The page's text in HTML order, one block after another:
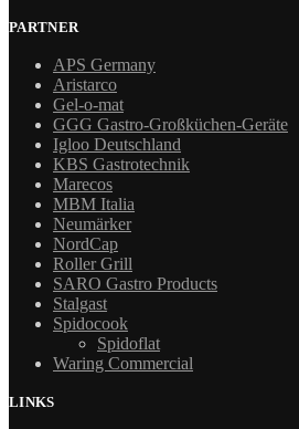
PARTNER
APS Germany
Aristarco
Gel-o-mat
GGG Gastro-Großküchen-Geräte
Igloo Deutschland
KBS Gastrotechnik
Marecos
MBM Italia
Neumärker
NordCap
Roller Grill
SARO Gastro Products
Stalgast
Spidocook
Spidoflat
Waring Commercial
LINKS